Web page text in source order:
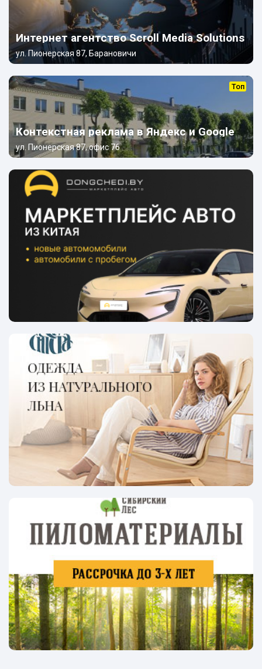
Интернет агентство Scroll Media Solutions
ул. Пионерская 87, Барановичи
Топ
Контекстная реклама в Яндекс и Google
ул. Пионерская 87, офис 76